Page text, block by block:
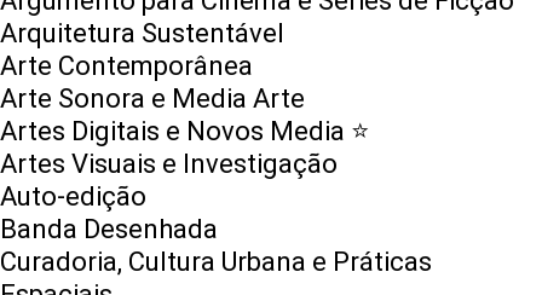
Arquitetura Sustentável
Arte Contemporânea
Arte Sonora e Media Arte
Artes Digitais e Novos Media ⭐️
Artes Visuais e Investigação
Auto-edição
Banda Desenhada
Curadoria, Cultura Urbana e Práticas